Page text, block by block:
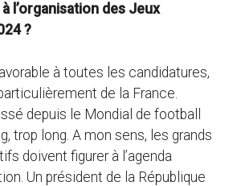
l’organisation des Jeux
?
à toutes les candidatures,
de la France.
depuis le Mondial de football
trop long. A mon sens, les grands
doivent figurer à l’agenda
Un président de la République